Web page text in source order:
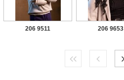
206 9511 206 9653